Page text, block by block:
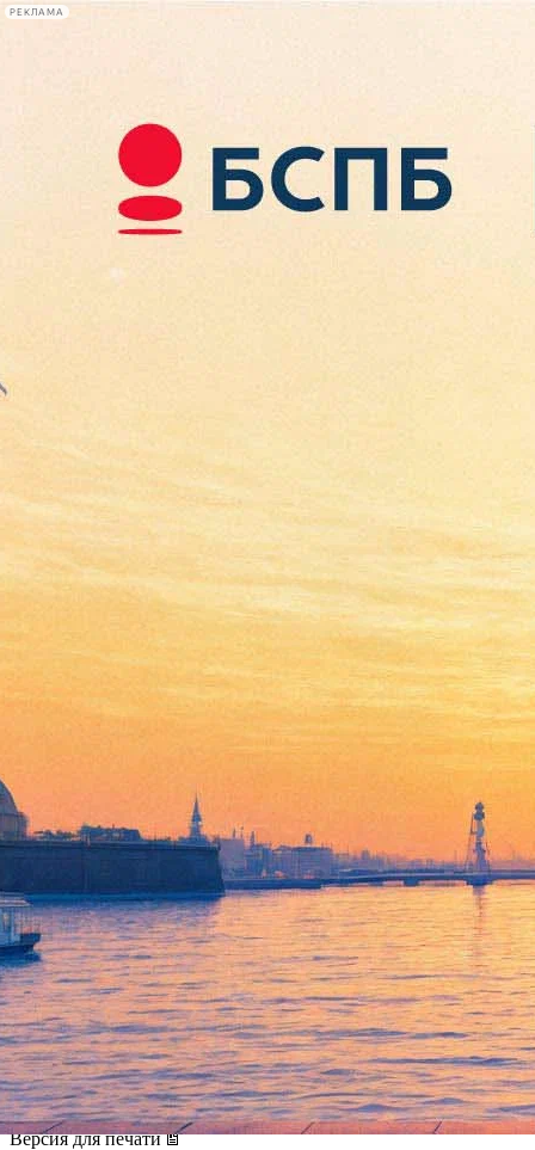
РЕКЛАМА
Сегодня:
2026.08.07
16:14
Афиша Plus
Группа "Аквариум»
программой «Капитан
Воронин и Танцующие Огни»
27 июня 2012, среда,20.00
Версия для печати